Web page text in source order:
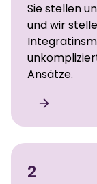
Sie stellen
und wir
Ansätze.
2